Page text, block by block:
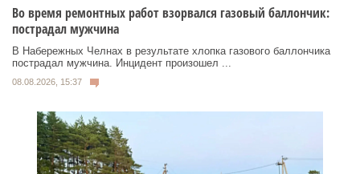
Во время ремонтных работ взорвался газовый баллончик:
пострадал мужчина
В Набережных Челнах в результате хлопка газового баллончика
пострадал мужчина. Инцидент произошел ...
08.08.2026, 15:37